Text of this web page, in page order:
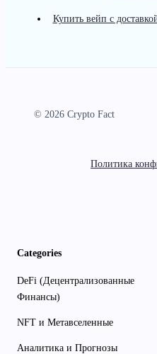
Купить вейп с
© 2026 Crypto Fact
Политика
Categories
DeFi (Децентрализованные
Финансы)
NFT и Метавселенные
Аналитика и Прогнозы